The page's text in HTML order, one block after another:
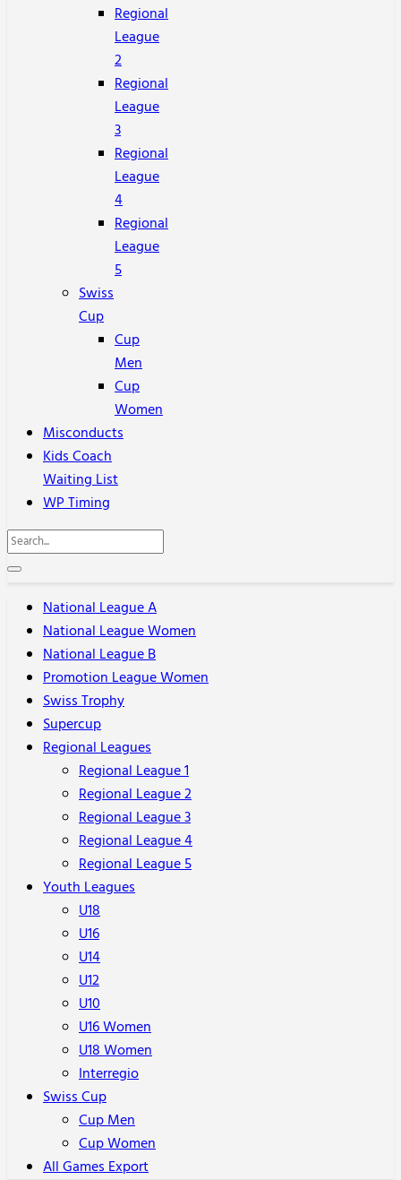
Regional
League
2
Regional
League
3
Regional
League
4
Regional
League
5
Swiss
Cup
Cup
Men
Cup
Women
Misconducts
Kids Coach
Waiting List
WP Timing
National League A
National League Women
National League B
Promotion League Women
Swiss Trophy
Supercup
Regional Leagues
Regional League 1
Regional League 2
Regional League 3
Regional League 4
Regional League 5
Youth Leagues
U18
U16
U14
U12
U10
U16 Women
U18 Women
Interregio
Swiss Cup
Cup Men
Cup Women
All Games Export